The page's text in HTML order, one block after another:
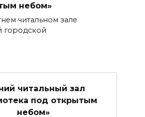
небом»
читальном зале
городской
читальный зал
под открытым
небом»